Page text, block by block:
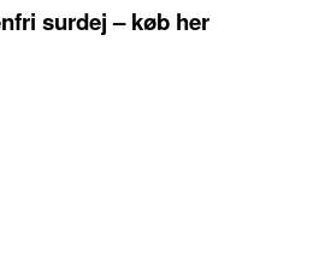
surdej – køb her